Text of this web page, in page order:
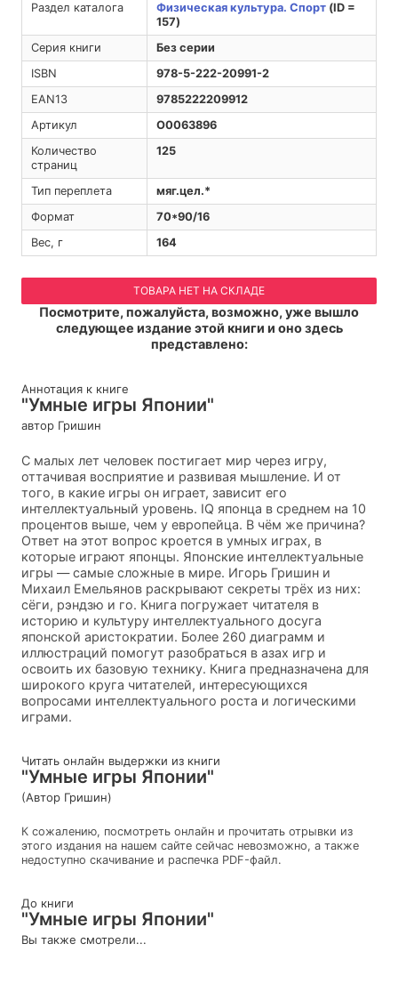
Раздел каталога
Физическая культура. Спорт(ID =
157)
Серия книги
Без серии
ISBN
978-5-222-20991-2
EAN13
9785222209912
Артикул
O0063896
Количество
страниц
125
Тип переплета
мяг.цел.*
Формат
70*90/16
Вес, г
164
ТОВАРА НЕТ НА СКЛАДЕ
Посмотрите, пожалуйста, возможно, уже вышло
следующее издание этой книги и оно здесь
представлено:
Аннотация к книге
"Умные игры Японии"
автор Гришин
С малых лет человек постигает мир через игру,
оттачивая восприятие и развивая мышление. И от
того, в какие игры он играет, зависит его
интеллектуальный уровень. IQ японца в среднем на 10
процентов выше, чем у европейца. В чём же причина?
Ответ на этот вопрос кроется в умных играх, в
которые играют японцы. Японские интеллектуальные
игры — самые сложные в мире. Игорь Гришин и
Михаил Емельянов раскрывают секреты трёх из них:
сёги, рэндзю и го. Книга погружает читателя в
историю и культуру интеллектуального досуга
японской аристократии. Более 260 диаграмм и
иллюстраций помогут разобраться в азах игр и
освоить их базовую технику. Книга предназначена для
широкого круга читателей, интересующихся
вопросами интеллектуального роста и логическими
играми.
Читать онлайн выдержки из книги
"Умные игры Японии"
(Автор Гришин)
К сожалению, посмотреть онлайн и прочитать отрывки из
этого издания на нашем сайте сейчас невозможно, а также
недоступно скачивание и распечка PDF-файл.
До книги
"Умные игры Японии"
Вы также смотрели...